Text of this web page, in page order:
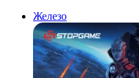
Железо